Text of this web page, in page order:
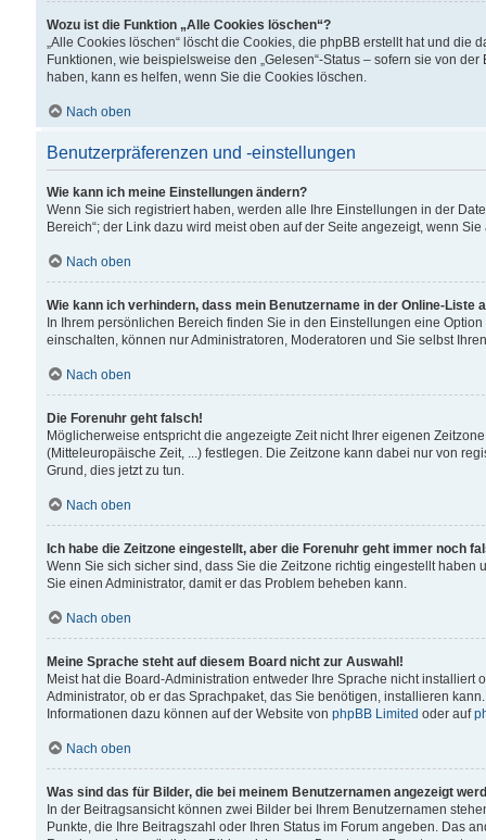
Wozu ist die Funktion „Alle Cookies löschen“?
„Alle Cookies löschen“ löscht die Cookies, die phpBB erstellt hat und
Funktionen, wie beispielsweise den „Gelesen“-Status – sofern sie von
haben, kann es helfen, wenn Sie die Cookies löschen.
Nach oben
Benutzerpräferenzen und -einstellungen
Wie kann ich meine Einstellungen ändern?
Wenn Sie sich registriert haben, werden alle Ihre Einstellungen in der
Bereich“; der Link dazu wird meist oben auf der Seite angezeigt, wenn
Nach oben
Wie kann ich verhindern, dass mein Benutzername in der Online-Liste
In Ihrem persönlichen Bereich finden Sie in den Einstellungen eine
einschalten, können nur Administratoren, Moderatoren und Sie selbst
Nach oben
Die Forenuhr geht falsch!
Möglicherweise entspricht die angezeigte Zeit nicht Ihrer eigenen
(Mitteleuropäische Zeit, ...) festlegen. Die Zeitzone kann dabei nur von
Grund, dies jetzt zu tun.
Nach oben
Ich habe die Zeitzone eingestellt, aber die Forenuhr geht immer noch
Wenn Sie sich sicher sind, dass Sie die Zeitzone richtig eingestellt
Sie einen Administrator, damit er das Problem beheben kann.
Nach oben
Meine Sprache steht auf diesem Board nicht zur Auswahl!
Meist hat die Board-Administration entweder Ihre Sprache nicht
Administrator, ob er das Sprachpaket, das Sie benötigen, installieren
Informationen dazu können auf der Website von phpBB Limited oder auf
Nach oben
Was sind das für Bilder, die bei meinem Benutzernamen angezeigt
In der Beitragsansicht können zwei Bilder bei Ihrem Benutzernamen
Punkte, die Ihre Beitragszahl oder Ihren Status im Forum angeben. Das